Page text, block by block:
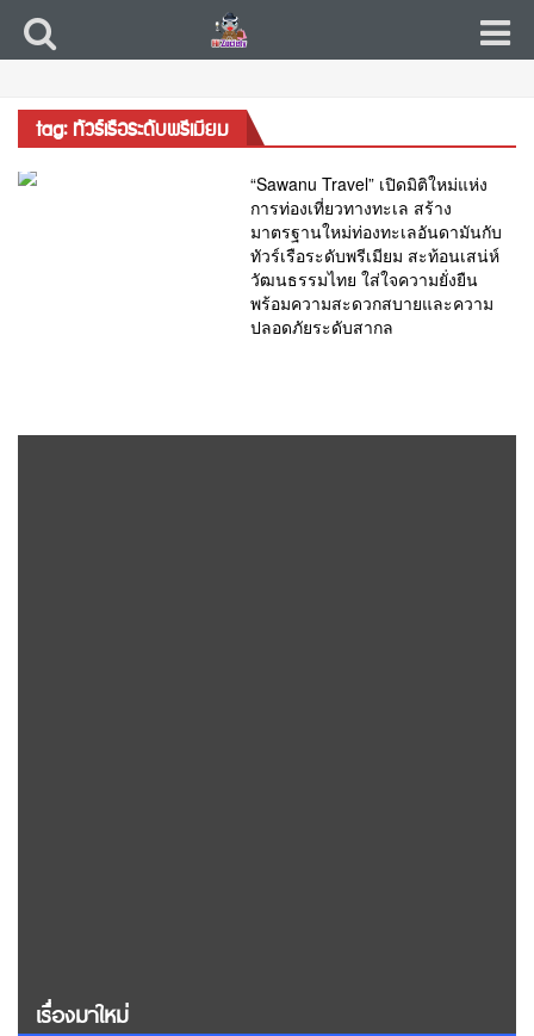
tag: ทัวร์เรือระดับพรีเมียม
“Sawanu Travel” เปิดมิติใหม่แห่ง
การท่องเที่ยวทางทะเล สร้าง
มาตรฐานใหม่ท่องทะเลอันดามันกับ
ทัวร์เรือระดับพรีเมียม สะท้อนเสน่ห์
วัฒนธรรมไทย ใส่ใจความยั่งยืน
พร้อมความสะดวกสบายและความ
ปลอดภัยระดับสากล
เรื่องมาใหม่